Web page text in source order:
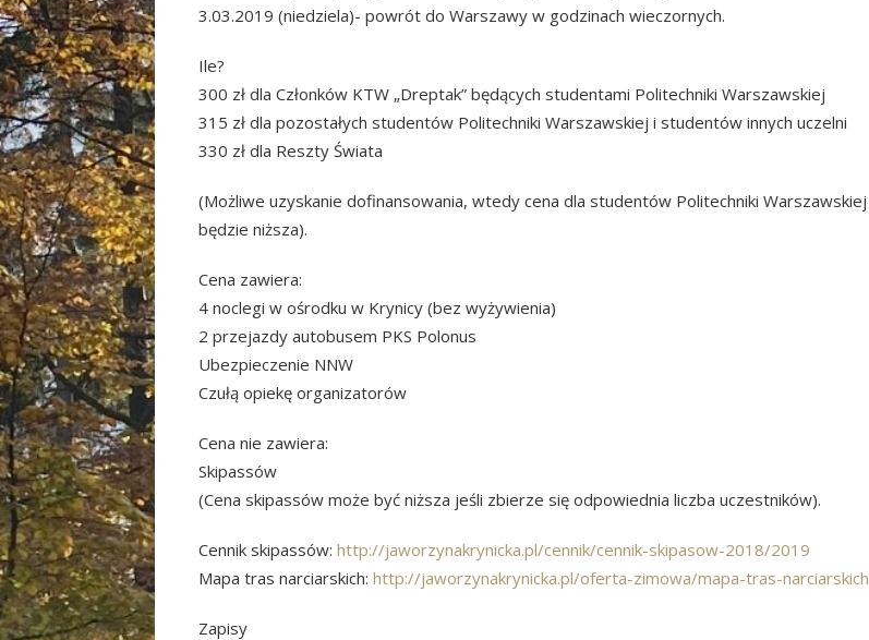
3.03.2019 (niedziela)- powrót do Warszawy w godzinach wieczornych.
Ile?
300 zł dla Członków KTW „Dreptak” będących studentami Politechniki Warszawskiej
315 zł dla pozostałych studentów Politechniki Warszawskiej i studentów innych uczelni
330 zł dla Reszty Świata
(Możliwe uzyskanie dofinansowania, wtedy cena dla studentów Politechniki Warszawskiej
będzie niższa).
Cena zawiera:
4 noclegi w ośrodku w Krynicy (bez wyżywienia)
2 przejazdy autobusem PKS Polonus
Ubezpieczenie NNW
Czułą opiekę organizatorów
Cena nie zawiera:
Skipassów
(Cena skipassów może być niższa jeśli zbierze się odpowiednia liczba uczestników).
Cennik skipassów: http://jaworzynakrynicka.pl/cennik/cennik-skipasow-2018/2019
Mapa tras narciarskich: http://jaworzynakrynicka.pl/oferta-zimowa/mapa-tras-narciarskich
Zapisy